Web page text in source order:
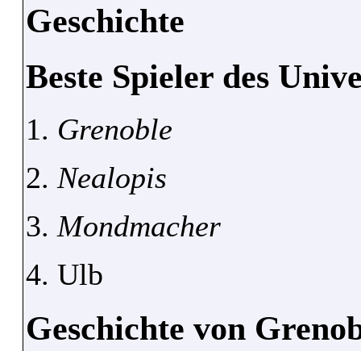
Geschichte
Beste Spieler des
1. Grenoble
2.Nealopis
3.Mondmacher
4. Ulb
Geschichte von